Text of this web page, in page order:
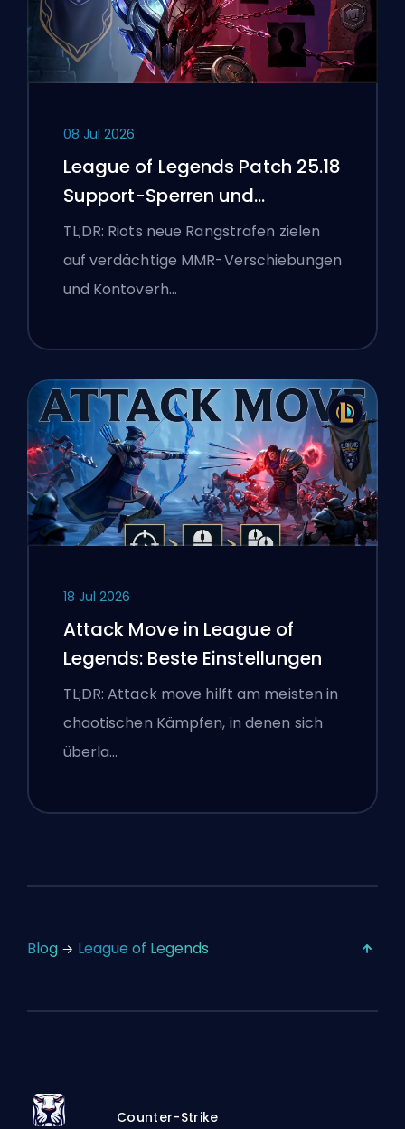
08 Jul 2026
League of Legends Patch 25.18
Support-Sperren und
Boosting-Flaggen
TL;DR: Riots neue Rangstrafen zielen
auf verdächtige MMR-Verschiebungen
und Kontoverh…
18 Jul 2026
Attack Move in League of
Legends: Beste Einstellungen
TL;DR: Attack move hilft am meisten in
chaotischen Kämpfen, in denen sich
überla…
Blog League of Legends
Counter-Strike